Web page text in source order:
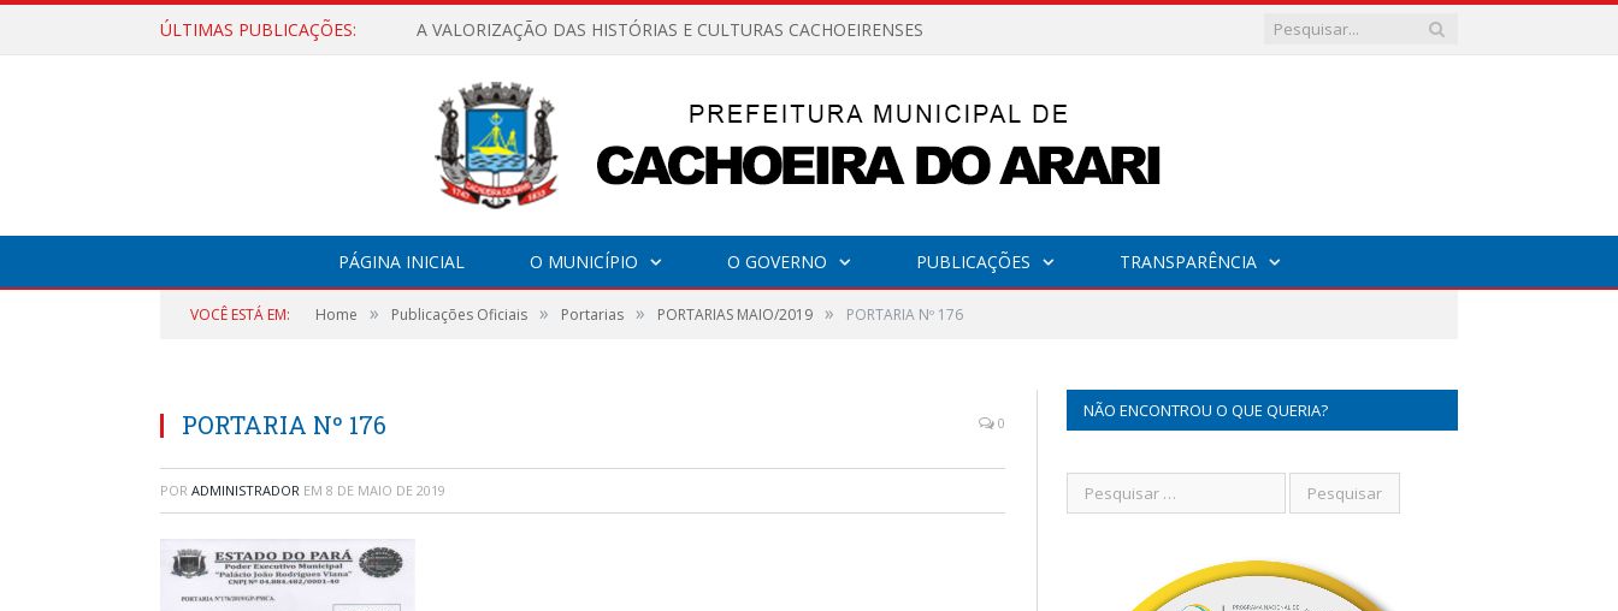
ÚLTIMAS PUBLICAÇÕES: A VALORIZAÇÃO DAS HISTÓRIAS E CULTURAS CACHOEIRENSES
PÁGINA INICIAL O MUNICÍPIO O GOVERNO PUBLICAÇÕES TRANSPARÊNCIA
VOCÊ ESTÁ EM: Home » Publicações Oficiais » Portarias » PORTARIAS MAIO/2019 » PORTARIA Nº 176
PORTARIA Nº 176 0
POR ADMINISTRADOR EM 8 DE MAIO DE 2019
NÃO ENCONTROU O QUE QUERIA?